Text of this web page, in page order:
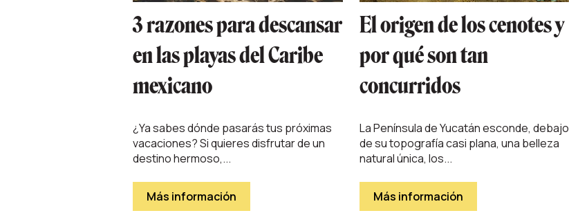
3 razones para descansar
en las playas del Caribe
mexicano
¿Ya sabes dónde pasarás tus próximas
vacaciones? Si quieres disfrutar de un
destino hermoso,...
Más información
El origen de los cenotes y
por qué son tan
concurridos
La Península de Yucatán esconde, debajo
de su topografía casi plana, una belleza
natural única, los...
Más información